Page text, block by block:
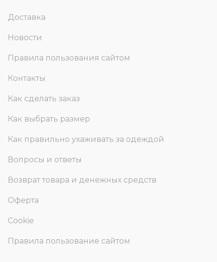
Доставка
Новости
Правила пользования сайтом
Контакты
Как сделать заказ
Как выбрать размер
Как правильно ухаживать за одеждой
Вопросы и ответы
Возврат товара и денежных средств
Оферта
Cookie
Правила пользование сайтом